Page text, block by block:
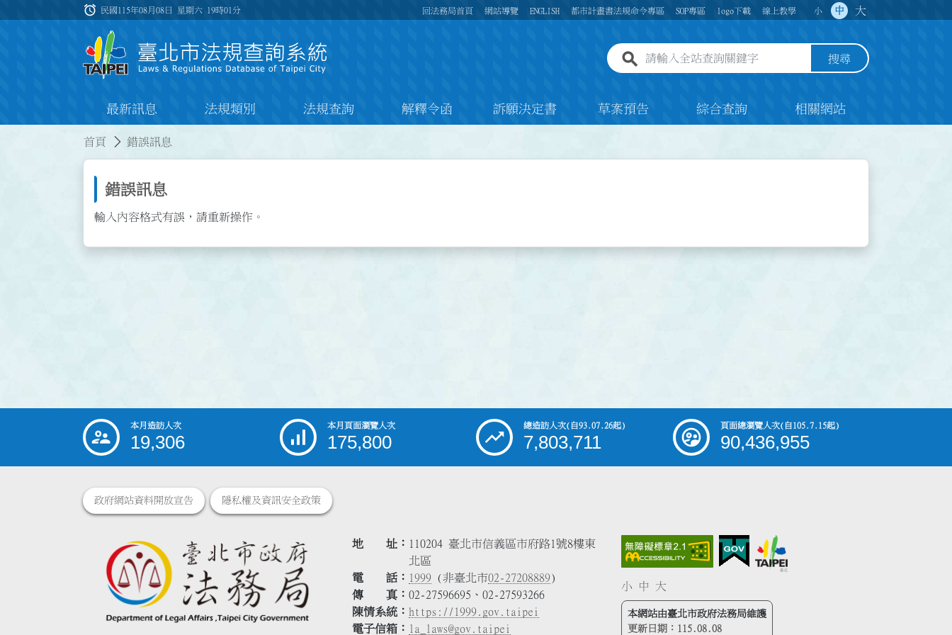
:::
alarm 民國115年08月08日 星期六 19時01分 回法務局首頁 網站導覽 ENGLISH 都市計畫書法規命令專區 SOP專區 logo下載 線上教學 小 中 大
全站查詢關鍵字欄位 搜尋
最新訊息 法規類別 法規查詢 解釋令函 訴願決定書 草案預告 綜合查詢 相關網站
首頁 錯誤訊息
錯誤訊息
輸入內容格式有誤，請重新操作。
::: 本月造訪人次
19,306
本月頁面瀏覽人次
175,800
總造訪人次(自93.07.26起)
7,803,711
頁面總瀏覽人次(自105.7.15起)
90,436,955
政府網站資料開放宣告 隱私權及資訊安全政策
地 址
110204 臺北市信義區市府路1號8樓東
北區
電 話
1999 (非臺北市02-27208889)
傳 真
02-27596695、02-27593266
陳情系統
https://1999.gov.taipei
電子信箱
la_laws@gov.taipei
小 中 大
本網站由臺北市政府法務局維護
更新日期： 115.08.08